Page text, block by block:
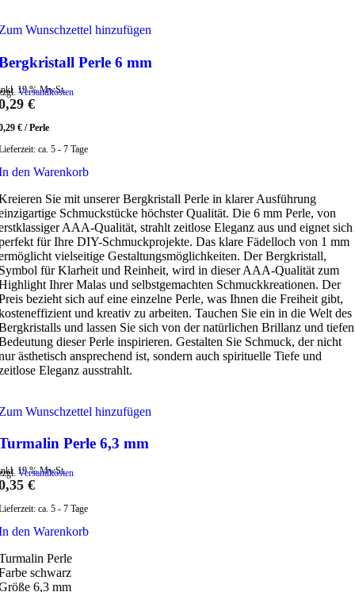
Wunschzettel hinzufügen
Perle 6 mm
19 % MwSt.
Versandkosten
€
€ /Perle
ca. 5 - 7 Tage
den Warenkorb
Sie mit unserer Bergkristall Perle in klarer Ausführung
Schmuckstücke höchster Qualität. Die 6 mm Perle, von
AAA-Qualität, strahlt zeitlose Eleganz aus und eignet sich
für Ihre DIY-Schmuckprojekte. Das klare Fädelloch von 1 mm
vielseitige Gestaltungsmöglichkeiten. Der Bergkristall,
für Klarheit und Reinheit, wird in dieser AAA-Qualität zum
Ihrer Malas und selbstgemachten Schmuckkreationen. Der
bezieht sich auf eine einzelne Perle, was Ihnen die Freiheit gibt,
und kreativ zu arbeiten. Tauchen Sie ein in die Welt des
und lassen Sie sich von der natürlichen Brillanz und tiefen
dieser Perle inspirieren. Gestalten Sie Schmuck, der nicht
ästhetisch ansprechend ist, sondern auch spirituelle Tiefe und
Eleganz ausstrahlt.
Wunschzettel hinzufügen
Perle 6,3 mm
19 % MwSt.
Versandkosten
€
ca. 5 - 7 Tage
den Warenkorb
Perle
schwarz
6,3 mm